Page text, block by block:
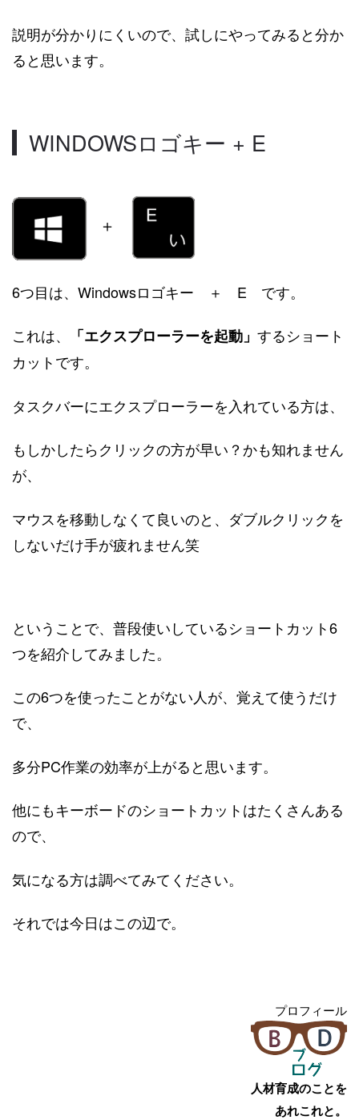
説明が分かりにくいので、試しにやってみると分か
ると思います。
WINDOWSロゴキー + E
＋
6つ目は、Windowsロゴキー ＋ E です。
これは、 「エクスプローラーを起動」 するショート
カットです。
タスクバーにエクスプローラーを入れている方は、
もしかしたらクリックの方が早い？かも知れません
が、
マウスを移動しなくて良いのと、ダブルクリックを
しないだけ手が疲れません笑
ということで、普段使いしているショートカット6
つを紹介してみました。
この6つを使ったことがない人が、覚えて使うだけ
で、
多分PC作業の効率が上がると思います。
他にもキーボードのショートカットはたくさんある
ので、
気になる方は調べてみてください。
それでは今日はこの辺で。
プロフィール
人材育成のことを
あれこれと。